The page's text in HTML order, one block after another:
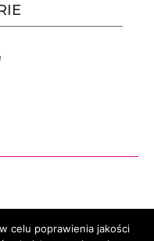
celu poprawienia jakości